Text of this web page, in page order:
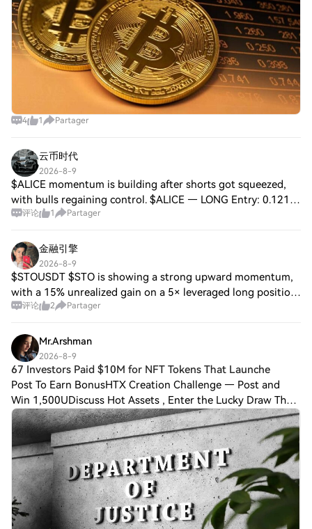
4 1 Partager
云币时代
2026-8-9
$ALICE momentum is building after shorts got squeezed,
with bulls regaining control. $ALICE — LONG Entry: 0.1218
– 0.1230 SL: 0.1195 TP1: 0.1250 TP2: 0.1275 TP3: 0.1305
评论 1 Partager
金融引擎
2026-8-9
$STOUSDT $STO is showing a strong upward momentum,
with a 15% unrealized gain on a 5× leveraged long position.
The entry price of 0.03836 USDT and latest price of
评论 2 Partager
Mr.Arshman
2026-8-9
67 Investors Paid $10M for NFT Tokens That Launche
Post To Earn BonusHTX Creation Challenge — Post and
Win 1,500UDiscuss Hot Assets , Enter the Lucky Draw The
U.S. Department of Justice (DOJ) announced Aug. 5 that
Few and Far founder Taj Tarsha had be